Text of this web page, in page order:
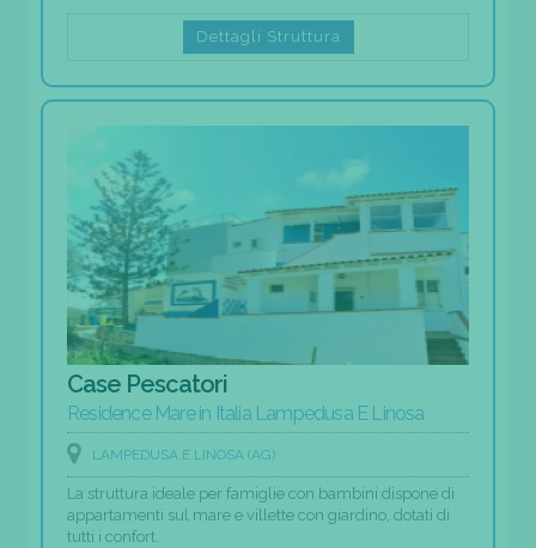
Dettagli Struttura
Case Pescatori
Residence Mare in Italia Lampedusa E Linosa
LAMPEDUSA E LINOSA (AG)
La struttura ideale per famiglie con bambini dispone di
appartamenti sul mare e villette con giardino, dotati di
tutti i confort.